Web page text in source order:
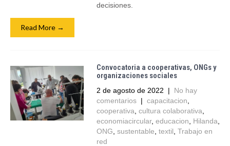
decisiones.
Read More →
Convocatoria a cooperativas, ONGs y
organizaciones sociales
2 de agosto de 2022 | No hay
comentarios | capacitacion
cooperativa cultura colaborativa
economiacircular, educacion Hilanda
ONG sustentable textil Trabajo en
red